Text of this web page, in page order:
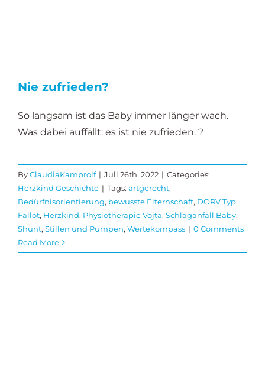
Nie zufrieden?
So langsam ist das Baby immer länger wach.
Was dabei auffällt: es ist nie zufrieden. ?
ByClaudiaKamprolf | Juli 26th, 2022 | Categories:
Herzkind Geschichte | Tags: artgerecht,
Bedürfnisorientierung, bewusste Elternschaft, DORV Typ
Fallot, Herzkind, Physiotherapie Vojta, Schlaganfall Baby,
Shunt, Stillen und Pumpen, Wertekompass | 0 Comments
Read More